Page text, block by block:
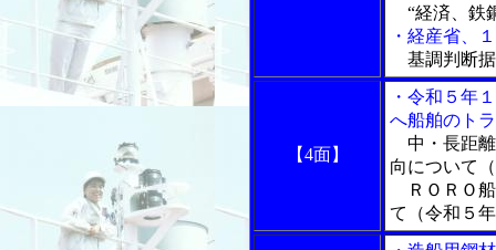
“経済、鉄
・経産省、
基調判断
【4面】
・令和５年
へ船舶のト
中・長距離
向について
ＲＯＲＯ船
て（令和５